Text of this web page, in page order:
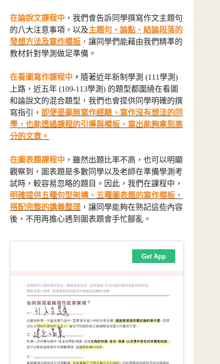
在論說文課程中 ，我們會告訴同學撰寫作文主題句
的八大注意事項，以及主題句、論點、結論段落的
發想方法及寫作模板 ， 讓同學們能藉由我們精準的
教材針對學測做足準備。
在看圖寫作課程中 ， 隨著近年新制學測 (111學測)
上路，近五年 (109-113學測) 的題型都圍繞在看圖
和論說文的混合題型，我們也會提供同學明確的撰
寫指引， 即便是毫無寫作經驗、寫作沒有想法的同
學，也能透過課程的引導與模板，寫出能夠拿到高
分的文章。
在圖表題課程中 ，雖然出題比率不高，也可以明顯
觀察到，圖表題是多數同學以及老師在準備學測考
試時，較容易忽略的題目。因此，我們在課程中，
明確提供五種句型架構、五種圖表題的寫作模板，
搭配完整的講義整理 ，讓同學能夠在熟記這些內容
後，不用再擔心遇到圖表題會手忙腳亂。